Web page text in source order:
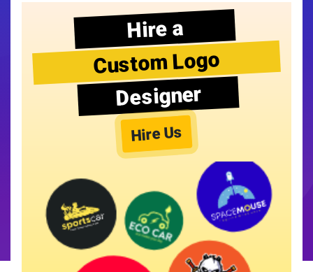
Hire a
Custom Logo
Designer
Hire Us